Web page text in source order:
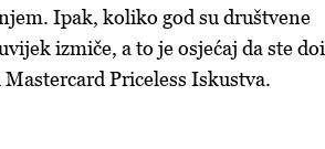
Ipak, koliko god su društvene
izmiče, a to je osjećaj da ste
Priceless Iskustva.